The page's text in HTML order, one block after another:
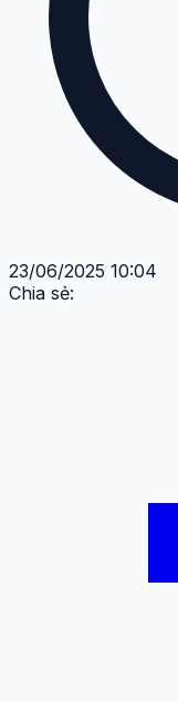
23/06/2025 10:04
Chia sẻ: